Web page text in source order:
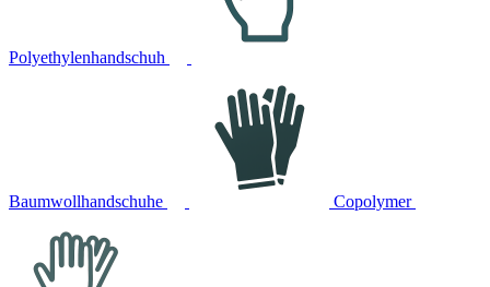
Polyethylenhandschuh
Baumwollhandschuhe Copolymer